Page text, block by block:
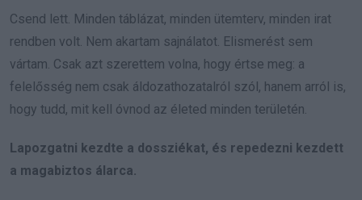
Csend lett. Minden táblázat, minden ütemterv, minden irat
rendben volt. Nem akartam sajnálatot. Elismerést sem
vártam. Csak azt szerettem volna, hogy értse meg: a
felelősség nem csak áldozathozatalról szól, hanem arról is,
hogy tudd, mit kell óvnod az életed minden területén.
Lapozgatni kezdte a dossziékat, és repedezni kezdett
a magabiztos álarca.